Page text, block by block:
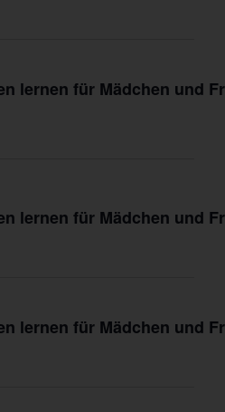
lernen für Mädchen und
lernen für Mädchen und
lernen für Mädchen und